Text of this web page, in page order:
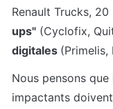
Renault Trucks,
ups" (Cyclofix,
digitales (Primelis,
Nous pensons
impactants